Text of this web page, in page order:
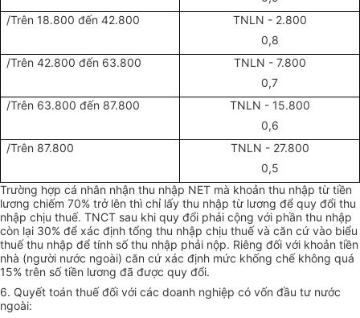
/Trên 18.800 đến 42.800
TNLN - 2.800
0,8
/Trên 42.800 đến 63.800
TNLN - 7.800
0,7
/Trên 63.800 đến 87.800
TNLN - 15.800
0,6
/Trên 87.800
TNLN - 27.800
0,5
Trường hợp cá nhân nhận thu nhập NET mà khoản thu nhập từ tiền
lương chiếm 70% trở lên thì chỉ lấy thu nhập từ lương để quy đổi thu
nhập chịu thuế. TNCT sau khi quy đổi phải cộng với phần thu nhập
còn lại 30% để xác định tổng thu nhập chịu thuế và căn cứ vào biểu
thuế thu nhập để tính số thu nhập phải nộp. Riêng đối với khoản tiền
nhà (người nước ngoài) căn cứ xác định mức khống chế không quá
15% trên số tiền lương đã được quy đổi.
6. Quyết toán thuế đối với các doanh nghiệp có vốn đầu tư nước
ngoài: